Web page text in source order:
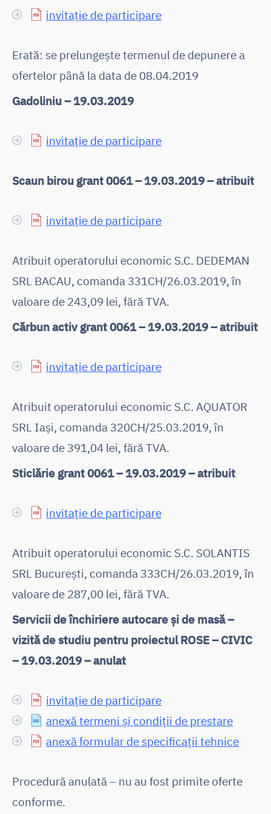
invitație de participare
Erată: se prelungește termenul de depunere a
ofertelor până la data de 08.04.2019
Gadoliniu – 19.03.2019
invitație de participare
Scaun birou grant 0061 – 19.03.2019 – atribuit
invitație de participare
Atribuit operatorului economic S.C. DEDEMAN
SRL BACAU, comanda 331CH/26.03.2019, în
valoare de 243,09 lei, fără TVA.
Cărbun activ grant 0061 – 19.03.2019 – atribuit
invitație de participare
Atribuit operatorului economic S.C. AQUATOR
SRL Iași, comanda 320CH/25.03.2019, în
valoare de 391,04 lei, fără TVA.
Sticlărie grant 0061 – 19.03.2019 – atribuit
invitație de participare
Atribuit operatorului economic S.C. SOLANTIS
SRL București, comanda 333CH/26.03.2019, în
valoare de 287,00 lei, fără TVA.
Servicii de închiriere autocare și de masă –
vizită de studiu pentru proiectul ROSE – CIVIC
– 19.03.2019 – anulat
invitație de participare
anexă termeni și condiții de prestare
anexă formular de specificații tehnice
Procedură anulată – nu au fost primite oferte
conforme.